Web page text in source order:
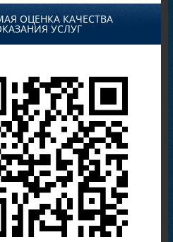
ОЦЕНКА КАЧЕСТВА
УСЛУГ